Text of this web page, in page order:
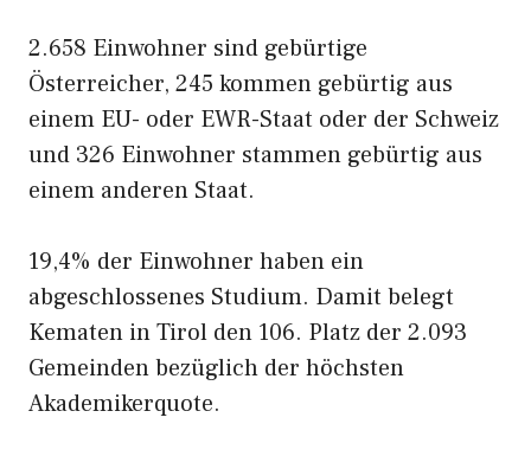
2.658 Einwohner sind gebürtige
Österreicher, 245 kommen gebürtig aus
einem EU- oder EWR-Staat oder der Schweiz
und 326 Einwohner stammen gebürtig aus
einem anderen Staat.
19,4% der Einwohner haben ein
abgeschlossenes Studium. Damit belegt
Kematen in Tirol den 106. Platz der 2.093
Gemeinden bezüglich der höchsten
Akademikerquote.